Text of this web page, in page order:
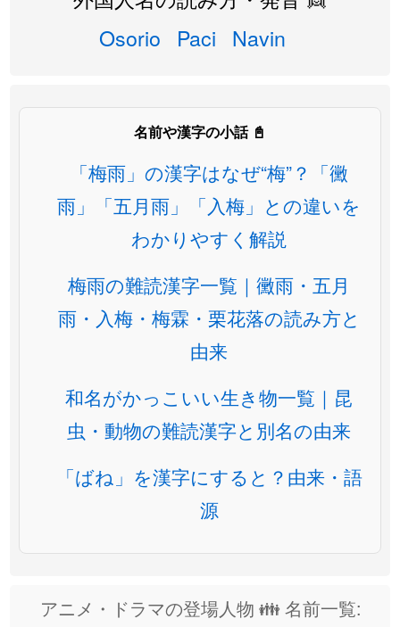
Osorio
Paci Navin
名前や漢字の小話 📓
「梅雨」の漢字はなぜ“梅”？「黴
雨」「五月雨」「入梅」との違いを
わかりやすく解説
梅雨の難読漢字一覧｜黴雨・五月
雨・入梅・梅霖・栗花落の読み方と
由来
和名がかっこいい生き物一覧｜昆
虫・動物の難読漢字と別名の由来
「ばね」を漢字にすると？由来・語
源
アニメ・ドラマの登場人物 👪 名前一覧: